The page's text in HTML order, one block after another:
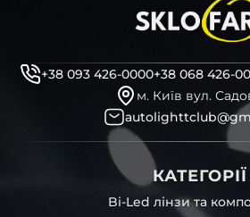
+38 093 426-0000+38 068 426-
м. Київ вул.
КАТЕГОРІЇ
Bi-Led лінзи та